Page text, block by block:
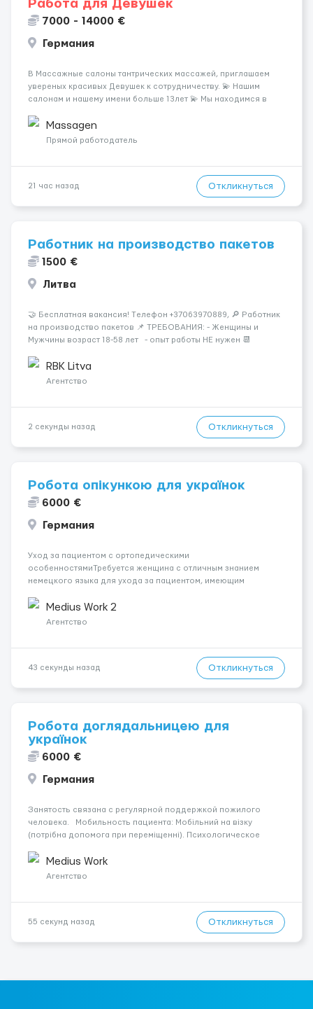
Работа для Девушек
7000 - 14000 €
Германия
В Массажные салоны тантрических массажей, приглашаем
увереных красивых Девушек к сотрудничеству. 💫 Нашим
салонам и нашему имени больше 13лет 💫 Мы находимся в
заработная плата 💚Мы гарантируем Наличие работы. Поток 💝
incall / Out...
Massagen
Прямой работодатель
21 час назад Откликнуться
Работник на производство пакетов
1500 €
Литва
🤝 Бесплатная вакансия! Tелефон +37063970889, 🔎 Работник
на производство пакетов 📌 ТРЕБОВАНИЯ: - Женщины и
Мужчины возраст 18-58 лет - опыт работы НЕ нужен 📆
зависимости от отдела и должност...
RBK Litva
Агентство
2 секунды назад Откликнуться
Робота опікункою для українок
6000 €
Германия
Уход за пациентом с ортопедическими
особенностямиТребуется женщина с отличным знанием
немецкого языка для ухода за пациентом, имеющим
приготовление еды, уборку и базовый уход с учётом
индивидуальных потребностей в движении и
Medius Work 2
Агентство
43 секунды назад Откликнуться
Робота доглядальницею для
українок
6000 €
Германия
Занятость связана с регулярной поддержкой пожилого
человека. Мобильность пациента: Мобільний на візку
(потрібна допомога при переміщенні). Психологическое
Laberweinting, 84082. Оплата составляет 1400 €. Уход
осуществл...
Medius Work
Агентство
55 секунд назад Откликнуться